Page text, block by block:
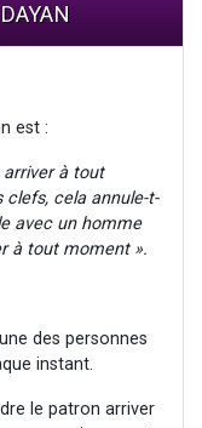
est :
arriver à tout
cela annule-t-
avec un homme
à tout moment ».
des personnes
instant.
le patron arriver